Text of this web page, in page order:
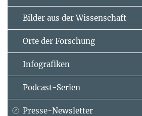
Bilder aus der Wissenschaft
Orte der Forschung
Infografiken
Podcast-Serien
Presse-Newsletter